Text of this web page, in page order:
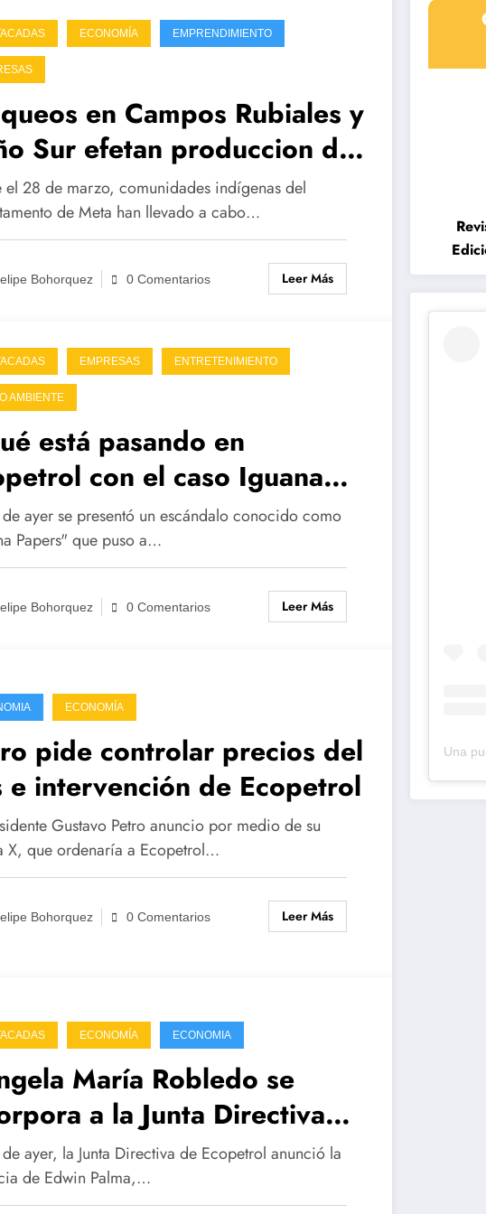
ECONOMÍA EMPRENDIMIENTO
en Campos Rubiales y
Sur efetan produccion de
el 28 de marzo, comunidades indígenas del
de Meta han llevado a cabo…
Bohorquez 0 Comentarios Leer Más
EMPRESAS ENTRETENIMIENTO
AMBIENTE
está pasando en
con el caso Iguana
ayer se presentó un escándalo conocido como
Papers" que puso a…
Bohorquez 0 Comentarios Leer Más
ECONOMÍA
pide controlar precios del
e intervención de Ecopetrol
Gustavo Petro anuncio por medio de su
X, que ordenaría a Ecopetrol…
Bohorquez 0 Comentarios Leer Más
ECONOMÍA ECONOMIA
María Robledo se
a la Junta Directiva
ayer, la Junta Directiva de Ecopetrol anunció la
de Edwin Palma,…
Poder